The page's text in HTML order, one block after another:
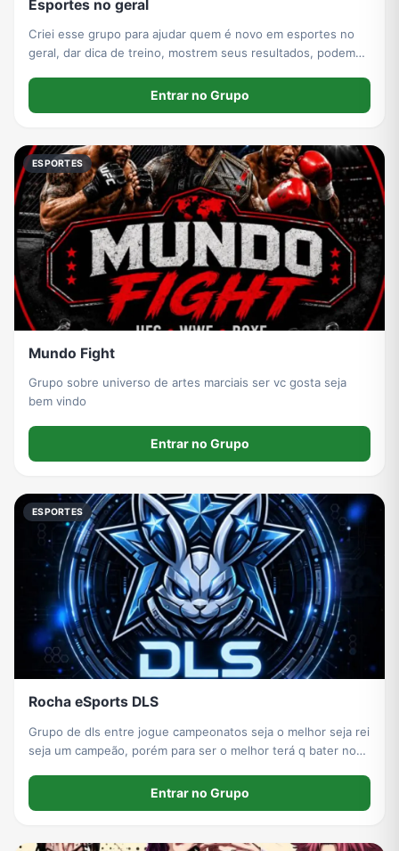
Esportes no geral
Criei esse grupo para ajudar quem é novo em esportes no
geral, dar dica de treino, mostrem seus resultados, podem
Entrar no Grupo
ESPORTES
Mundo Fight
Grupo sobre universo de artes marciais ser vc gosta seja
bem vindo
Entrar no Grupo
ESPORTES
Rocha eSports DLS
Grupo de dls entre jogue campeonatos seja o melhor seja rei
seja um campeão, porém para ser o melhor terá q bater nos
Entrar no Grupo